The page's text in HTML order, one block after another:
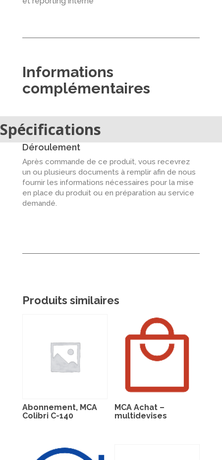
Informations
complémentaires
Spécifications
Déroulement
Après commande de ce produit, vous recevrez
un ou plusieurs documents à remplir afin de nous
fournir les informations nécessaires pour la mise
en place du produit ou en préparation au service
demandé.
Produits similaires
Abonnement, MCA
Colibri C-140
MCA Achat –
multidevises